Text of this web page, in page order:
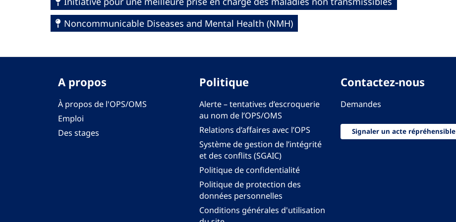
Noncommunicable Diseases and Mental Health (NMH)
A propos
À propos de l'OPS/OMS
Emploi
Des stages
Politique
Alerte – tentatives d’escroquerie
au nom de l’OPS/OMS
Relations d’affaires avec l’OPS
Système de gestion de l’intégrité
et des conflits (SGAIC)
Politique de confidentialité
Politique de protection des
données personnelles
Conditions générales d'utilisation
Contactez-nous
Demandes
Signaler un acte répréhensible